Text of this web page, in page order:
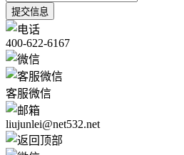
提交信息
400-622-6167
客服微信
liujunlei@net532.net